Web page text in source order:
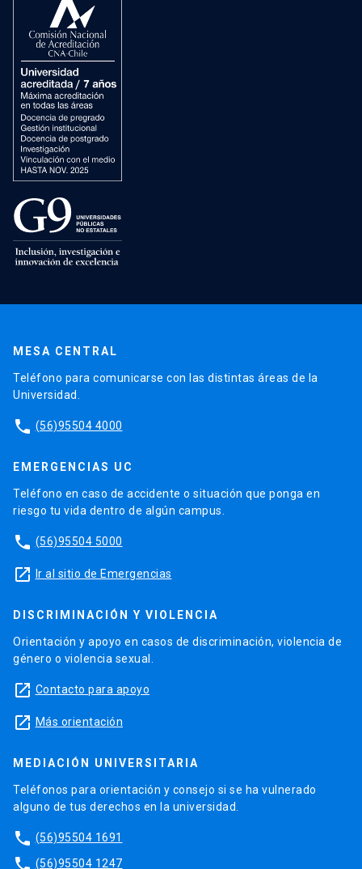
MESA CENTRAL
Teléfono para comunicarse con las distintas áreas de la
Universidad.
phone (56)95504 4000
EMERGENCIAS UC
Teléfono en caso de accidente o situación que ponga en
riesgo tu vida dentro de algún campus.
phone (56)95504 5000
launch Ir al sitio de Emergencias
DISCRIMINACIÓN Y VIOLENCIA
Orientación y apoyo en casos de discriminación, violencia de
género o violencia sexual.
launch Contacto para apoyo
launch Más orientación
MEDIACIÓN UNIVERSITARIA
Teléfonos para orientación y consejo si se ha vulnerado
alguno de tus derechos en la universidad.
phone (56)95504 1691
phone (56)95504 1247